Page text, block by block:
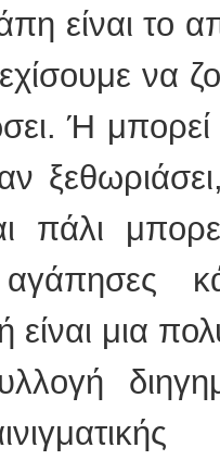
είναι το
να
Ή
πάλι
είναι μια